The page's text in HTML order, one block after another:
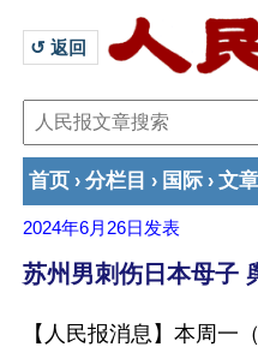
↺ 返回
首页 › 分栏目 › 国际 › 文章
2024年6月26日 发表
苏州男刺伤日本母子
【人民报消息】本周一